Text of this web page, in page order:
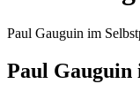
Paul Gauguin im
Paul Gauguin